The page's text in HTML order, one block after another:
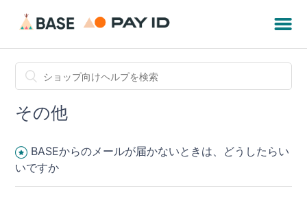
その他
BASEからのメールが届かないときは、どうしたらい
いですか